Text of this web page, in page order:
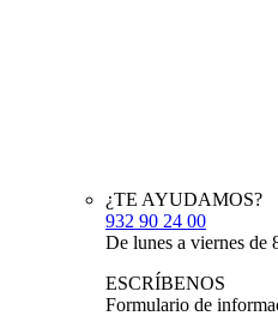
¿TE AYUDAMOS?
932 90 24 00
De lunes a viernes de
ESCRÍBENOS
Formulario de